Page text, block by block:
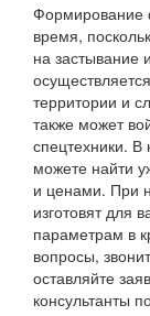
Формирование
время,
на застывание
территории и
также может
спецтехники. В
можете найти
и ценами. При
изготовят для
параметрам в
вопросы,
оставляйте
консультанты